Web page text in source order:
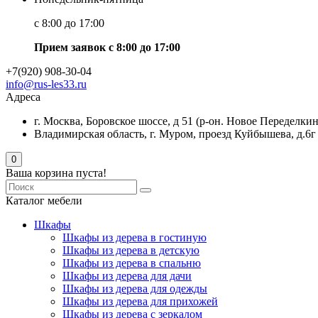
с 8:00 до 17:00
Прием заявок с 8:00 до 17:00
+7(920) 908-30-04
info@rus-les33.ru
Адреса
г. Москва, Боровское шоссе, д 51 (р-он. Новое
Владимирская область, г. Муром, проезд Куйбышева, д.6г
0
Ваша корзина пуста!
Каталог мебели
Шкафы
Шкафы из дерева в гостиную
Шкафы из дерева в детскую
Шкафы из дерева в спальню
Шкафы из дерева для дачи
Шкафы из дерева для одежды
Шкафы из дерева для прихожей
Шкафы из дерева с зеркалом